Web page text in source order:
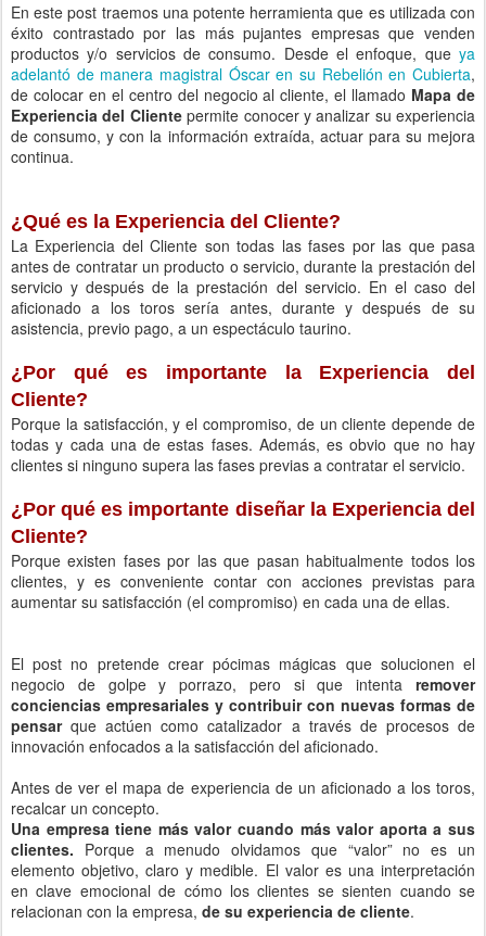
En este post traemos una potente herramienta que es utilizada con
éxito contrastado por las más pujantes empresas que venden
productos y/o servicios de consumo. Desde el enfoque, que ya
adelantó de manera magistral Óscar en su Rebelión en Cubierta,
de colocar en el centro del negocio al cliente, el llamado Mapa de
Experiencia del Clientepermite conocer y analizar su experiencia
de consumo, y con la información extraída, actuar para su mejora
continua.
¿Qué es la Experiencia del Cliente?
La Experiencia del Cliente son todas las fases por las que pasa
antes de contratar un producto o servicio, durante la prestación del
servicio y después de la prestación del servicio. En el caso del
aficionado a los toros sería antes, durante y después de su
asistencia, previo pago, a un espectáculo taurino.
¿Por qué es importante la Experiencia del
Cliente?
Porque la satisfacción, y el compromiso, de un cliente depende de
todas y cada una de estas fases. Además, es obvio que no hay
clientes si ninguno supera las fases previas a contratar el servicio.
¿Por qué es importante diseñar la Experiencia del
Cliente?
Porque existen fases por las que pasan habitualmente todos los
clientes, y es conveniente contar con acciones previstas para
aumentar su satisfacción (el compromiso) en cada una de ellas.
El post no pretende crear pócimas mágicas que solucionen el
negocio de golpe y porrazo, pero si que intenta remover
conciencias empresariales y contribuir con nuevas formas de
pensarque actúen como catalizador a través de procesos de
innovación enfocados a la satisfacción del aficionado.
Antes de ver el mapa de experiencia de un aficionado a los toros,
recalcar un concepto.
Una empresa tiene más valor cuando más valor aporta a sus
clientes. Porque a menudo olvidamos que “valor” no es un
elemento objetivo, claro y medible. El valor es una interpretación
en clave emocional de cómo los clientes se sienten cuando se
relacionan con la empresa, de su experiencia de cliente.